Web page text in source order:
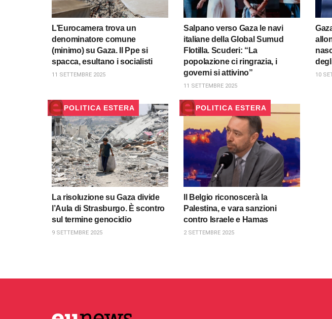
L’Eurocamera trova un
denominatore comune
(minimo) su Gaza. Il Ppe si
spacca, esultano i socialisti
11 SETTEMBRE 2025
Salpano verso Gaza le navi
italiane della Global Sumud
Flotilla. Scuderi: “La
popolazione ci ringrazia, i
governi si attivino”
11 SETTEMBRE 2025
10
POLITICA ESTERA
La risoluzione su Gaza divide
l’Aula di Strasburgo. È scontro
sul termine genocidio
9 SETTEMBRE 2025
POLITICA ESTERA
Il Belgio riconoscerà la
Palestina, e vara sanzioni
contro Israele e Hamas
2 SETTEMBRE 2025